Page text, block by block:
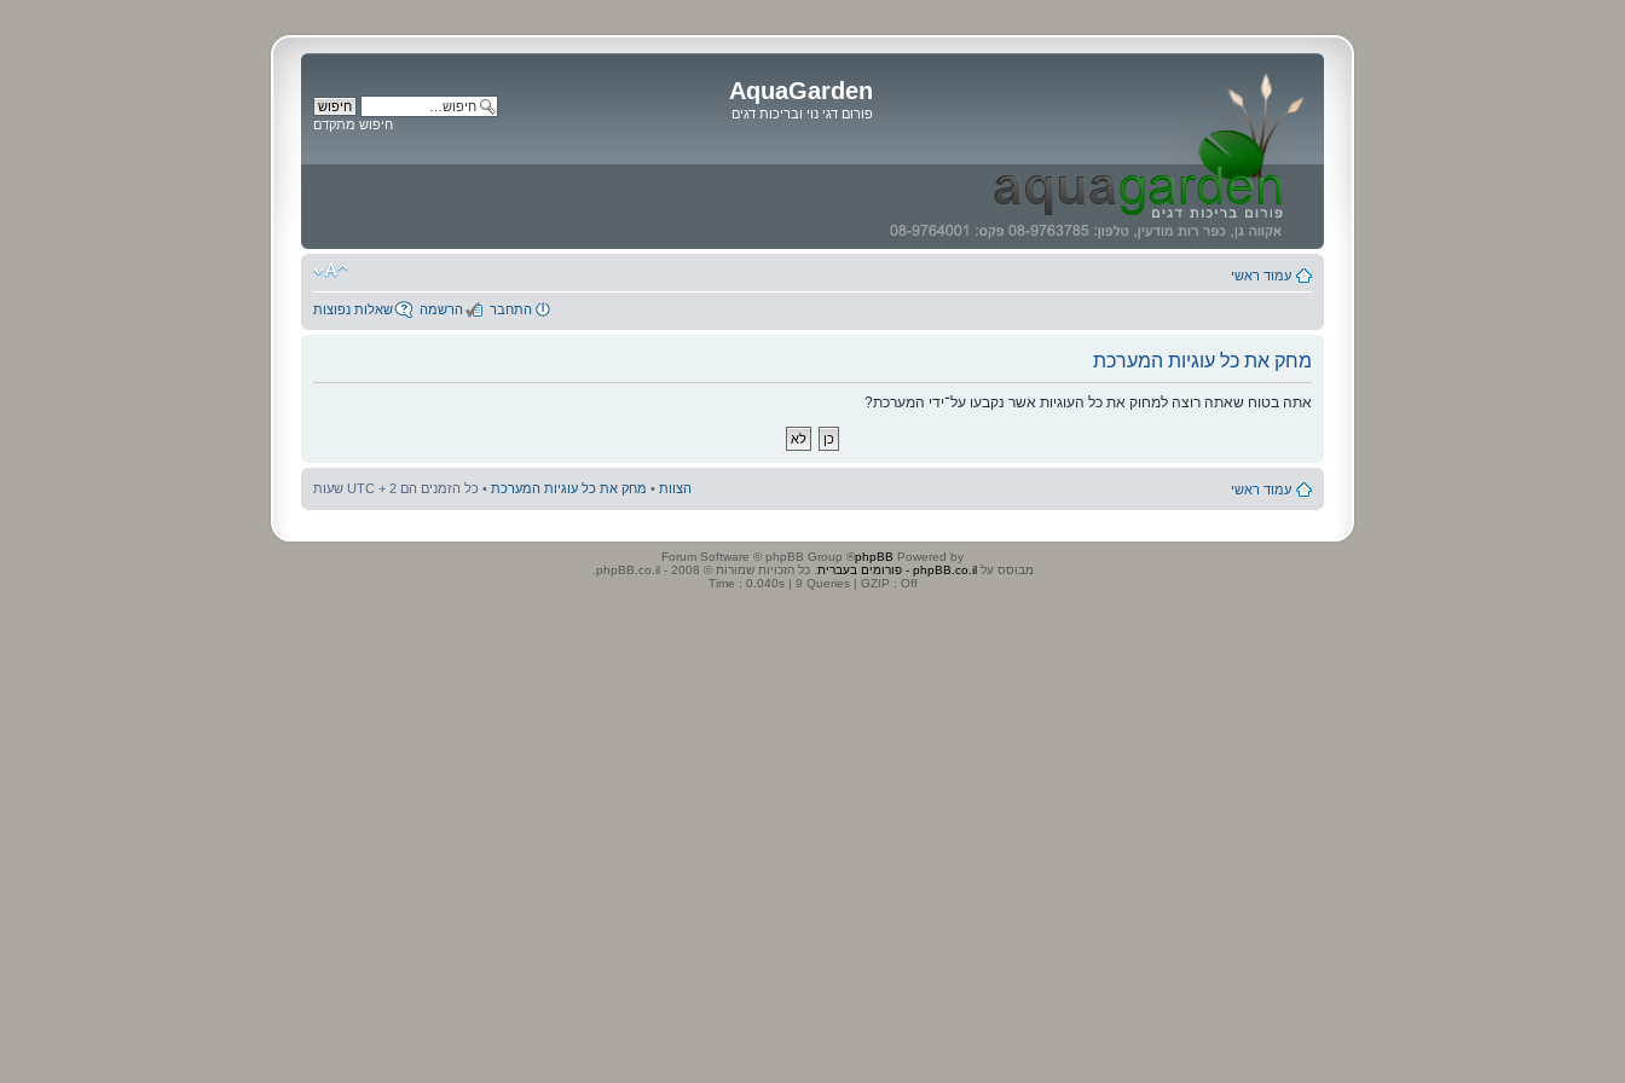
AquaGarden
פורום דגי נוי ובריכות דגים
לתוכן
חיפוש מתקדם
עמוד ראשי
שאלות נפוצות הרשמה התחבר
מחק את כל עוגיות המערכת
אתה בטוח שאתה רוצה למחוק את כל העוגיות אשר נקבעו על־ידי המערכת?
עמוד ראשי הצוות • מחק את כל עוגיות המערכת • כל הזמנים הם UTC + 2 שעות
Powered by
phpBB
® Forum Software © phpBB Group
מבוסס עלphpBB.co.il - פורומים בעברית
. כל הזכויות שמורות © 2008 - phpBB.co.il.
Time : 0.040s | 9 Queries | GZIP : Off